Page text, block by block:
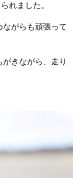
れました。
がらも頑張って
きながら、走り